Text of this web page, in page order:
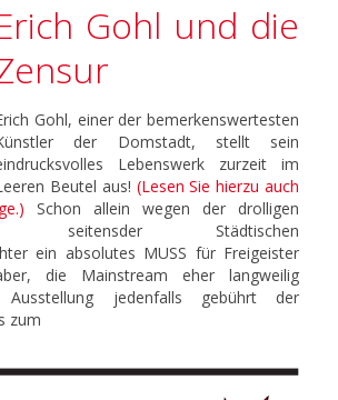
Gohl und die
Gohl, einer der bemerkenswertesten
der Domstadt, stellt sein
Lebenswerk zurzeit im
Beutel aus! (Lesen Sie hierzu auch
Schon allein wegen der drolligen
seitensder Städtischen
ein absolutes MUSS für Freigeister
die Mainstream eher langweilig
jedenfalls gebührt der
zum